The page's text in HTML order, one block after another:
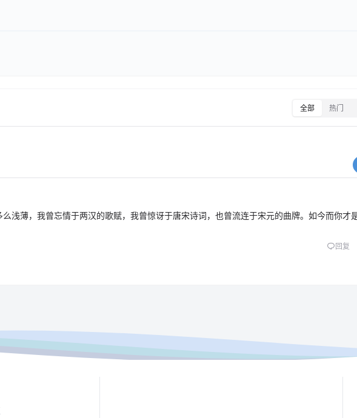
全部 热门
浅薄，我曾忘情于两汉的歌赋，我曾惊讶于唐宋诗词，也曾流连于宋元的曲牌。如今而你才
回复